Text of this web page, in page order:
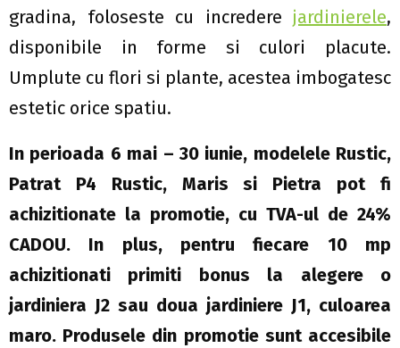
gradina, foloseste cu incredere jardinierele,
disponibile in forme si culori placute.
Umplute cu flori si plante, acestea imbogatesc
estetic orice spatiu.
In perioada 6 mai – 30 iunie, modelele Rustic,
Patrat P4 Rustic, Maris si Pietra pot fi
achizitionate la promotie, cu TVA-ul de 24%
CADOU. In plus, pentru fiecare 10 mp
achizitionati primiti bonus la alegere o
jardiniera J2 sau doua jardiniere J1, culoarea
maro. Produsele din promotie sunt accesibile